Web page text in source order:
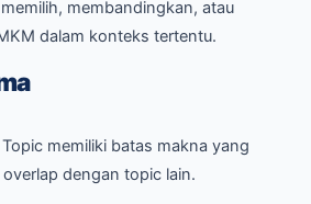
membandingkan, atau
dalam konteks tertentu.
Topic memiliki batas makna yang
dengan topic lain.